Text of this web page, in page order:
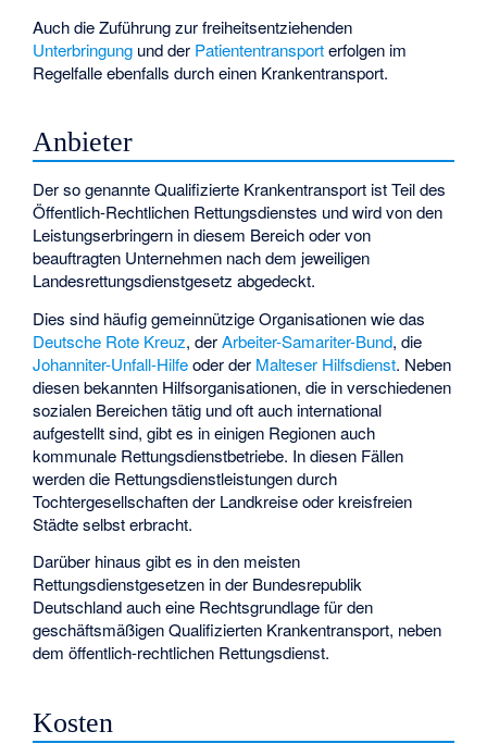
Auch die Zuführung zur freiheitsentziehenden
Unterbringung und der Patiententransporterfolgen im
Regelfalle ebenfalls durch einen Krankentransport.
Anbieter
Der so genannte Qualifizierte Krankentransport ist Teil des
Öffentlich-Rechtlichen Rettungsdienstes und wird von den
Leistungserbringern in diesem Bereich oder von
beauftragten Unternehmen nach dem jeweiligen
Landesrettungsdienstgesetz abgedeckt.
Dies sind häufig gemeinnützige Organisationen wie das
Deutsche Rote Kreuz, derArbeiter-Samariter-Bund, die
Johanniter-Unfall-Hilfeoder der Malteser Hilfsdienst. Neben
diesen bekannten Hilfsorganisationen, die in verschiedenen
sozialen Bereichen tätig und oft auch international
aufgestellt sind, gibt es in einigen Regionen auch
kommunale Rettungsdienstbetriebe. In diesen Fällen
werden die Rettungsdienstleistungen durch
Tochtergesellschaften der Landkreise oder kreisfreien
Städte selbst erbracht.
Darüber hinaus gibt es in den meisten
Rettungsdienstgesetzen in der Bundesrepublik
Deutschland auch eine Rechtsgrundlage für den
geschäftsmäßigen Qualifizierten Krankentransport, neben
dem öffentlich-rechtlichen Rettungsdienst.
Kosten